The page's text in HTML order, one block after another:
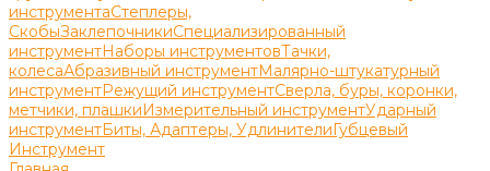
инструментаСтеплеры,
СкобыЗаклепочникиСпециализированный
инструментНаборы инструментовТачки,
колесаАбразивный инструментМалярно-штукатурный
инструментРежущий инструментСверла, буры, коронки,
метчики, плашкиИзмерительный инструментУдарный
инструментБиты, Адаптеры, УдлинителиГубцевый
Инструмент